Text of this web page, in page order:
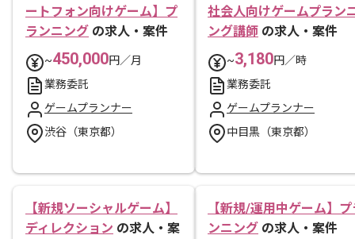
ートフォン向けゲーム】プ
ランニング の求人・案件
~450,000円／月
業務委託
ゲームプランナー
渋谷（東京都）
社会人向けゲームプラン
ング講師 の求人・案件
~3,180円／時
業務委託
ゲームプランナー
中目黒（東京都）
【新規ソーシャルゲーム】
ディレクション の求人・案
【新規/運用中ゲーム】プ
ンニング の求人・案件